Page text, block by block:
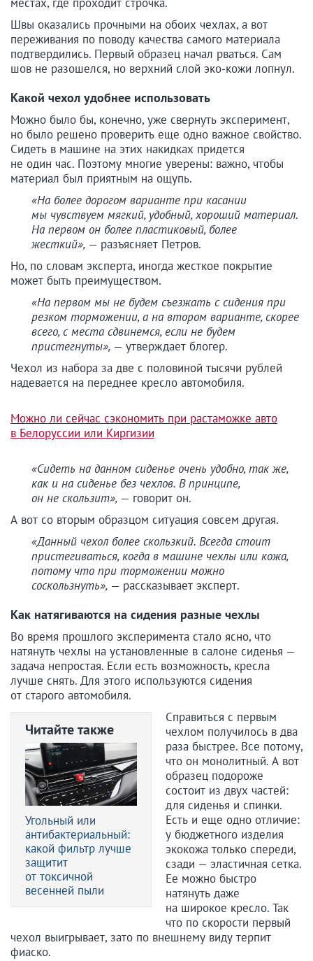
Швы оказались прочными на обоих чехлах, а вот
переживания по поводу качества самого материала
подтвердились. Первый образец начал рваться. Сам
шов не разошелся, но верхний слой эко-кожи лопнул.
Какой чехол удобнее использовать
Можно было бы, конечно, уже свернуть эксперимент,
но было решено проверить еще одно важное свойство.
Сидеть в машине на этих накидках придется
не один час. Поэтому многие уверены: важно, чтобы
материал был приятным на ощупь.
«На более дорогом варианте при касании
мы чувствуем мягкий, удобный, хороший материал.
На первом он более пластиковый, более
жесткий», — разъясняет Петров.
Но, по словам эксперта, иногда жесткое покрытие
может быть преимуществом.
«На первом мы не будем съезжать с сидения при
резком торможении, а на втором варианте, скорее
всего, с места сдвинемся, если не будем
пристегнуты», — утверждает блогер.
Чехол из набора за две с половиной тысячи рублей
надевается на переднее кресло автомобиля.
Можно ли сейчас сэкономить при растаможке авто
в Белоруссии или Киргизии
«Сидеть на данном сиденье очень удобно, так же,
как и на сиденье без чехлов. В принципе,
он не скользит», — говорит он.
А вот со вторым образцом ситуация совсем другая.
«Данный чехол более скользкий. Всегда стоит
пристегиваться, когда в машине чехлы или кожа,
потому что при торможении можно
соскользнуть», — рассказывает эксперт.
Как натягиваются на сидения разные чехлы
Во время прошлого эксперимента стало ясно, что
натянуть чехлы на установленные в салоне сиденья —
задача непростая. Если есть возможность, кресла
лучше снять. Для этого используются сидения
от старого автомобиля.
Читайте также
Угольный или
антибактериальный:
какой фильтр лучше
защитит
от токсичной
весенней пыли
Справиться с первым
чехлом получилось в два
раза быстрее. Все потому,
что он монолитный. А вот
образец подороже
состоит из двух частей:
для сиденья и спинки.
Есть и еще одно отличие:
у бюджетного изделия
экокожа только спереди,
сзади — эластичная сетка.
Ее можно быстро
натянуть даже
на широкое кресло. Так
что по скорости первый
чехол выигрывает, зато по внешнему виду терпит
фиаско.